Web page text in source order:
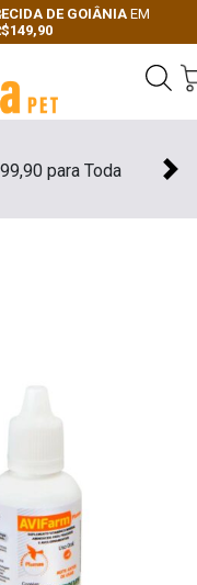
DE GOIÂNIA EM
para Toda